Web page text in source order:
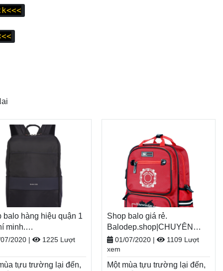
balo hàng hiệu quận 1
minh.
TÚI XÁCH–VALI ĐẸP
2020 |
1225 Lượt
tựu trường lại đến,
Shop balo giá rẻ.
Balodep.shop|CHUYÊN
BALO-TÚI XÁCH–VALI ĐẸP
01/07/2020 |
1109 Lượt
xem
Một mùa tựu trường lại đến,